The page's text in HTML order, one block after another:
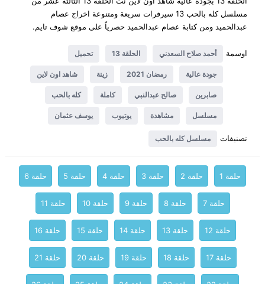
مسلسل كله بالحب 13 سيرفرات سريعة ومتنوعة اخراج عصام
عبدالحميد ومن كتابة عصام عبدالحميد حصرياً على موقع شوف تايم.
اوسمة أحمد صلاح السعدني الحلقة 13 تحميل
جودة عالية رمضان 2021 زينة شاهد اون لاين
صابرين صالح عبدالنبي كاملة كله بالحب
مسلسل مشاهدة يوتيوب يوسف عثمان
تصنيفات مسلسل كله بالحب
حلقة 1 حلقة 2 حلقة 3 حلقة 4 حلقة 5 حلقة 6
حلقة 7 حلقة 8 حلقة 9 حلقة 10 حلقة 11
حلقة 12 حلقة 13 حلقة 14 حلقة 15 حلقة 16
حلقة 17 حلقة 18 حلقة 19 حلقة 20 حلقة 21